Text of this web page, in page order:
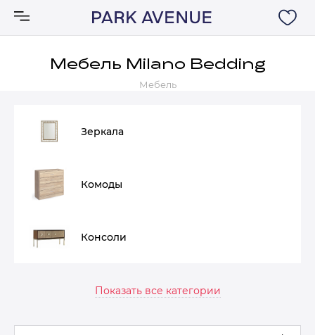
Ковры
Мебель
Акции
Мебель Milano Bedding
Мебель
Зеркала
Комоды
Консоли
Показать все категории